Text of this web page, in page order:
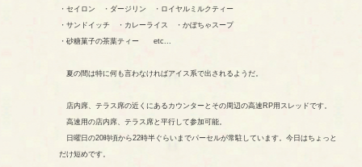
・セイロン ・ダージリン ・ロイヤルミルクティー
・サンドイッチ ・カレーライス ・かぼちゃスープ
・砂糖菓子の茶葉ティー etc...
夏の間は特に何も言わなければアイス系で出されるようだ。
店内席、テラス席の近くにあるカウンターとその周辺の高速RP用スレッドです。
高速用の店内席、テラス席と平行して参加可能。
日曜日の20時頃から22時半ぐらいまでパーセルが常駐しています。今日はちょっと
だけ短めです。